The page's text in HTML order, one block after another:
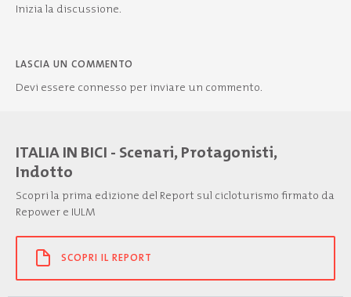
Inizia la discussione.
LASCIA UN COMMENTO
Devi essere connesso per inviare un commento.
ITALIA IN BICI - Scenari, Protagonisti,
Indotto
Scopri la prima edizione del Report sul cicloturismo firmato da
Repower e IULM
SCOPRI IL REPORT